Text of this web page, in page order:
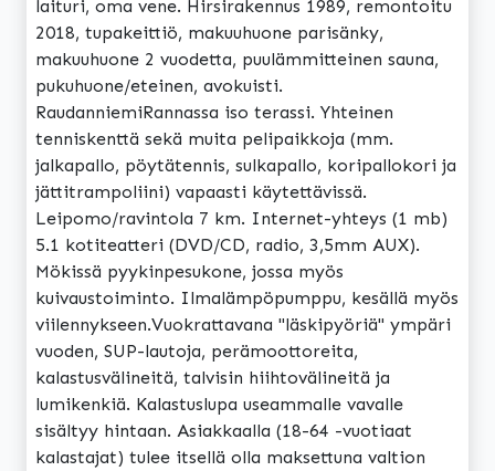
laituri, oma vene. Hirsirakennus 1989, remontoitu
2018, tupakeittiö, makuuhuone parisänky,
makuuhuone 2 vuodetta, puulämmitteinen sauna,
pukuhuone/eteinen, avokuisti.
RaudanniemiRannassa iso terassi. Yhteinen
tenniskenttä sekä muita pelipaikkoja (mm.
jalkapallo, pöytätennis, sulkapallo, koripallokori ja
jättitrampoliini) vapaasti käytettävissä.
Leipomo/ravintola 7 km. Internet-yhteys (1 mb)
5.1 kotiteatteri (DVD/CD, radio, 3,5mm AUX).
Mökissä pyykinpesukone, jossa myös
kuivaustoiminto. Ilmalämpöpumppu, kesällä myös
viilennykseen.Vuokrattavana "läskipyöriä" ympäri
vuoden, SUP-lautoja, perämoottoreita,
kalastusvälineitä, talvisin hiihtovälineitä ja
lumikenkiä. Kalastuslupa useammalle vavalle
sisältyy hintaan. Asiakkaalla (18-64 -vuotiaat
kalastajat) tulee itsellä olla maksettuna valtion